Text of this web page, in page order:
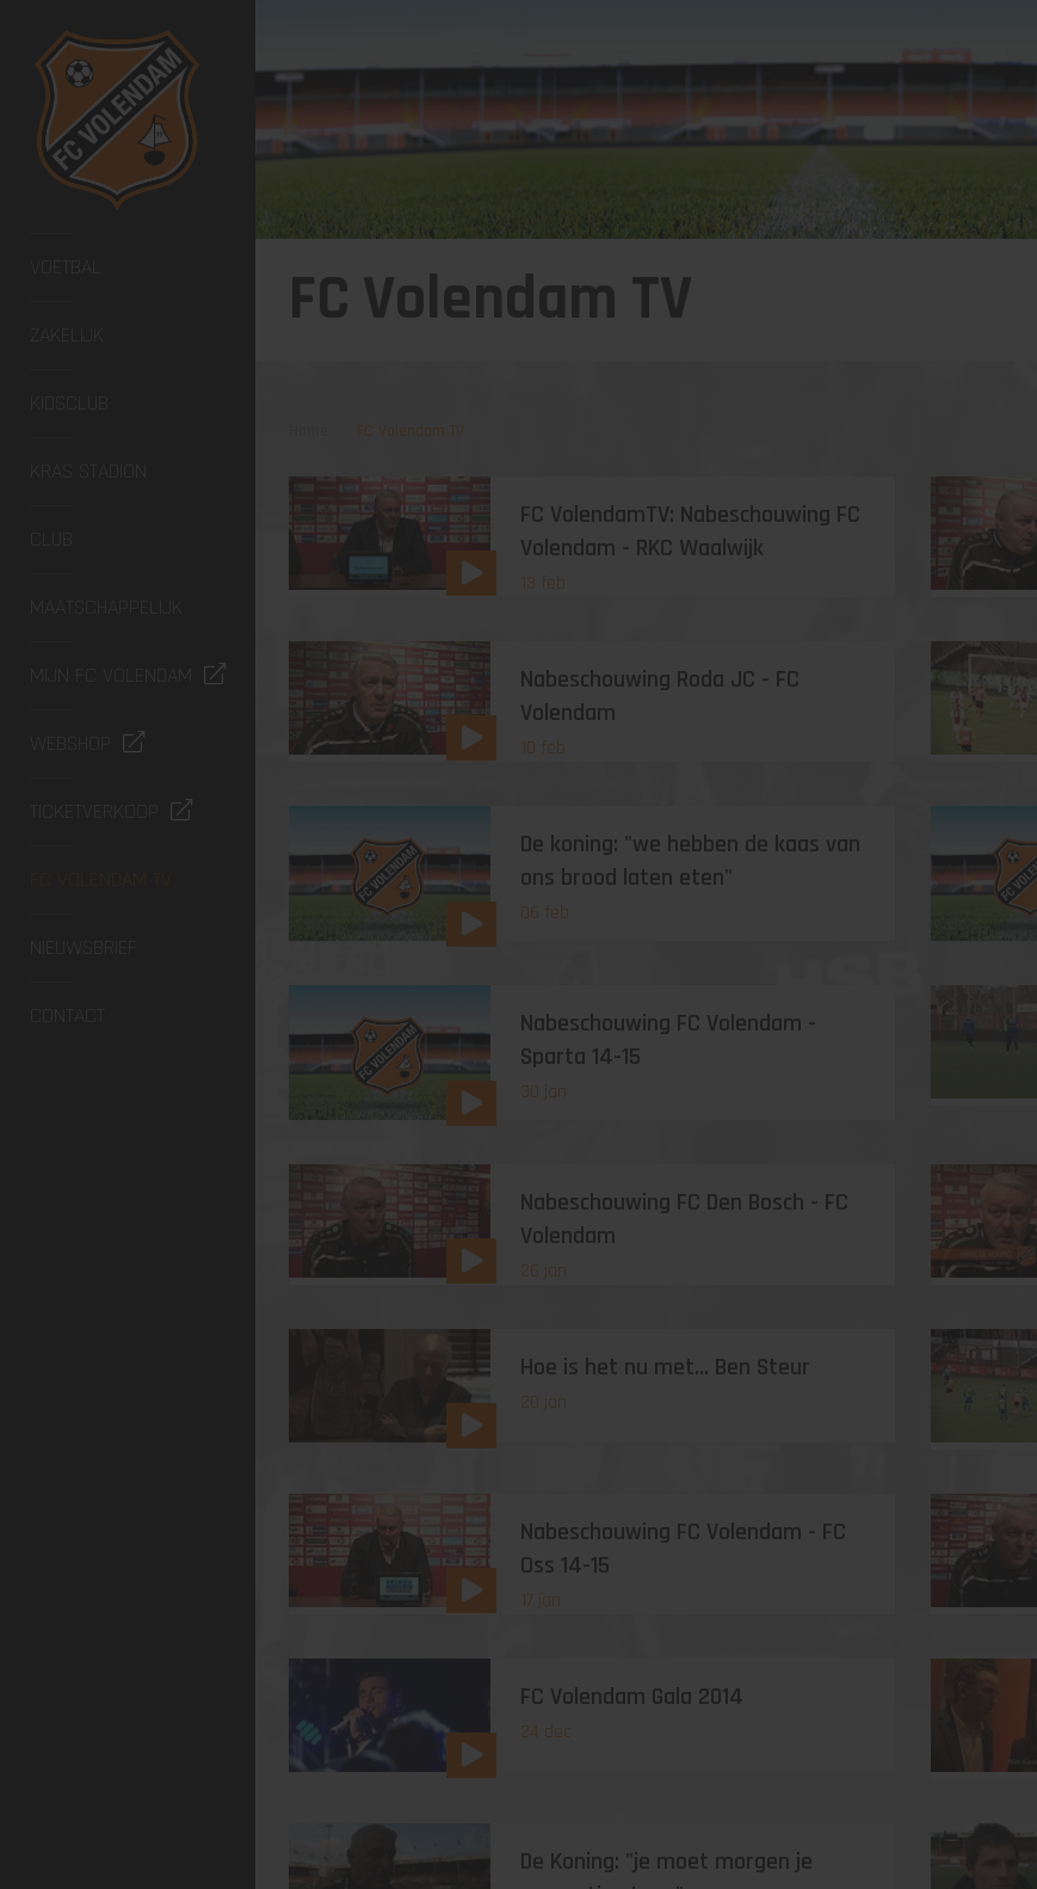
VOETBAL
KRAS STADION
MAATSCHAPPELIJK
MIJN FC VOLENDAM
WEBSHOP
TICKETVERKOOP
FC VOLENDAM TV
NIEUWSBRIEF
CONTACT
FC Volendam TV
FC Volendam TV
FC VolendamTV: Nabeschouwing FC
Volendam - RKC Waalwijk
13 feb
Nabeschouwing Roda JC - FC
Volendam
10 feb
De koning: "we hebben de kaas van
ons brood laten eten"
06 feb
Nabeschouwing FC Volendam -
Sparta 14-15
30 jan
Nabeschouwing FC Den Bosch - FC
Volendam
26 jan
Hoe is het nu met... Ben Steur
20 jan
Nabeschouwing FC Volendam - FC
Oss 14-15
17 jan
FC Volendam Gala 2014
24 dec
De Koning: "je moet morgen je